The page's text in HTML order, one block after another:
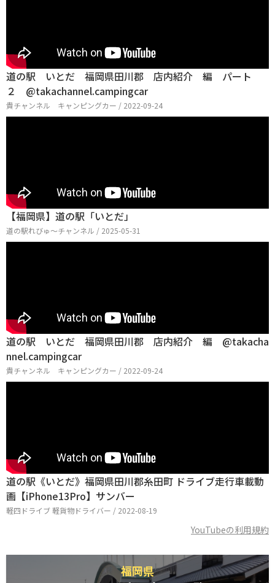
道の駅 いとだ 福岡県田川郡 店内紹介 編 パート
２ @takachannel.campingcar
貴チャンネル キャンピングカー / 2022-09-24
【福岡県】道の駅「いとだ」
道の駅れびゅ〜チャンネル / 2025-05-31
道の駅 いとだ 福岡県田川郡 店内紹介 編 @takacha
nnel.campingcar
貴チャンネル キャンピングカー / 2022-09-24
道の駅《いとだ》福岡県田川郡糸田町 ドライブ走行車載動
画【iPhone13Pro】サンバー
軽四ドライブ 軽貨物ドライバー / 2022-08-19
YouTubeの利用規約
福岡県